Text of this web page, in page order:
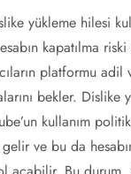
yükleme hilesi
kapatılma
platformu
bekler. Dislike
kullanım
ve bu da